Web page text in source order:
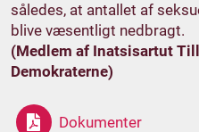
således, at antallet af
blive væsentligt nedbragt.
(Medlem af Inatsisartut
Demokraterne)
Dokumenter